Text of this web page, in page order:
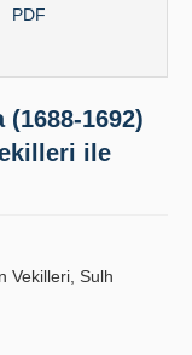
PDF
1692)
ile
Vekilleri, Sulh